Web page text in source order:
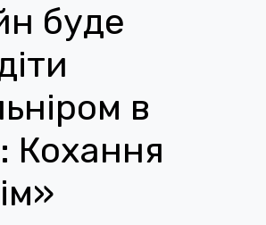
буде
в
Кохання